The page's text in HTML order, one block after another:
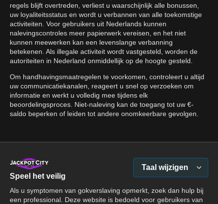
regels blijft overtreden, verliest u waarschijnlijk alle bonussen,
uw loyaliteitsstatus en wordt u verbannen van alle toekomstige
activiteiten. Voor gebruikers uit Nederlands kunnen
nalevingscontroles meer papierwerk vereisen, en het niet
kunnen meewerken kan een levenslange verbanning
betekenen. Als illegale activiteit wordt vastgesteld, worden de
autoriteiten in Nederland onmiddellijk op de hoogte gesteld.
Om handhavingsmaatregelen te voorkomen, controleert u altijd
uw communicatiekanalen, reageert u snel op verzoeken om
informatie en werkt u volledig mee tijdens elk
beoordelingsproces. Niet-naleving kan de toegang tot uw €-
saldo beperken of leiden tot andere onomkeerbare gevolgen.
Speel het veilig
Als u symptomen van gokverslaving opmerkt, zoek dan hulp bij
een professional. Deze website is bedoeld voor gebruikers van
Taal wijzigen